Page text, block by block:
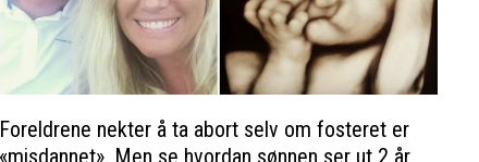
Foreldrene nekter å ta abort selv om fosteret er
«misdannet». Men se hvordan sønnen ser ut 2 år